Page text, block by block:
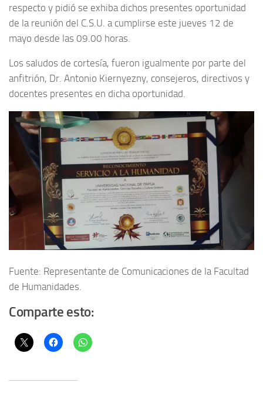
respecto y pidió se exhiba dichos presentes oportunidad
de la reunión del C.S.U. a cumplirse este jueves 12 de
mayo desde las 09.00 horas.
Los saludos de cortesía, fueron igualmente por parte del
anfitrión, Dr. Antonio Kiernyezny, consejeros, directivos y
docentes presentes en dicha oportunidad.
Fuente: Representante de Comunicaciones de la Facultad
de Humanidades.
Comparte esto: